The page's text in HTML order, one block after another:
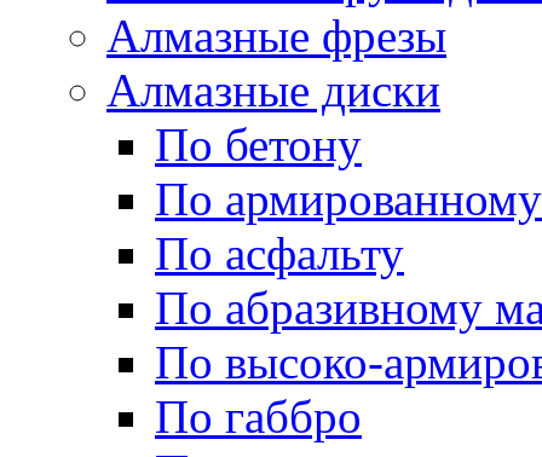
Алмазные фрезы
Алмазные диски
По бетону
По
По асфальту
По абразивному
По высоко-
По габбро